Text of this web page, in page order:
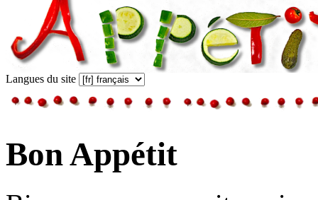
Langues du site
Bon Appétit